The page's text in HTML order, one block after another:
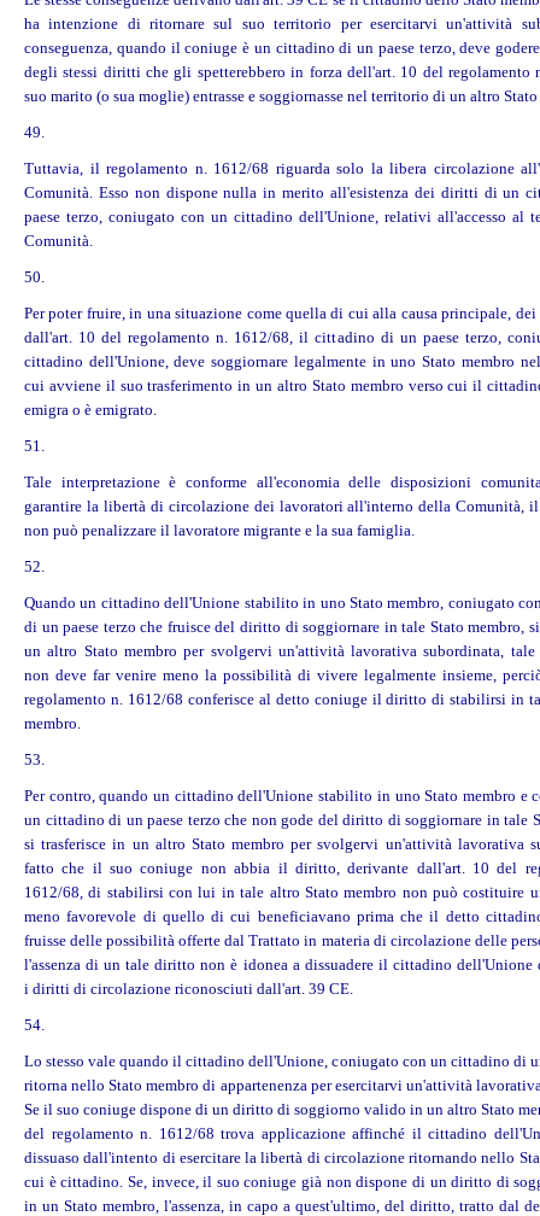
ha intenzione di ritornare sul suo territorio per esercitarvi un'attività
conseguenza, quando il coniuge è un cittadino di un paese terzo, deve
degli stessi dirittiche gli spetterebbero in forza dell'art. 10 del regolamento
suo marito (o sua moglie) entrasse e soggiornasse nel territorio di un altro
49.
Tuttavia, il regolamento n. 1612/68 riguarda solo la libera circolazione
Comunità. Esso non dispone nulla in merito all'esistenza dei dirittidi un
paese terzo, coniugato con un cittadino dell'Unione, relativi all'accesso al
Comunità.
50.
Per poter fruire, in una situazione come quella di cui alla causa principale, dei
dall'art. 10 del regolamento n. 1612/68, il cittadino di un paese terzo,
cittadino dell'Unione, deve soggiornare legalmente in uno Stato membro
cui avviene il suo trasferimento in un altro Stato membro verso cui il
emigra o è emigrato.
51.
Tale interpretazione è conforme all'economia delle disposizioni
garantire la libertà di circolazione dei lavoratori all'interno della Comunità,
non può penalizzare il lavoratore migrante e la sua famiglia.
52.
Quando un cittadino dell'Unione stabilito in uno Stato membro, coniugato
di un paese terzo che fruisce del diritto di soggiornare in tale Stato membro,
un altro Stato membro per svolgervi un'attività lavorativa subordinata, tale
non deve far venire meno la possibilità di vivere legalmente insieme,
regolamento n. 1612/68 conferisce al detto coniuge il diritto di stabilirsi in
membro.
53.
Per contro, quando un cittadino dell'Unione stabilito in uno Stato membro e
un cittadino di un paese terzo che non gode del diritto di soggiornare in tale
si trasferisce in un altro Stato membro per svolgervi un'attività lavorativa
fatto che il suo coniuge non abbia il diritto, derivante dall'art. 10 del
1612/68, di stabilirsi con lui in tale altro Stato membro non può costituire
meno favorevole di quello di cui beneficiavano prima che il detto
fruisse delle possibilità offerte dal Trattato in materia di circolazione delle
l'assenza di un tale diritto non è idonea a dissuadere il cittadino dell'Unione
i diritti di circolazione riconosciuti dall'art. 39 CE.
54.
Lo stesso vale quando il cittadino dell'Unione, coniugato con un cittadino di
ritorna nello Stato membro di appartenenza per esercitarvi un'attività
Se il suo coniuge dispone di un diritto di soggiorno valido in un altro Stato
del regolamento n. 1612/68 trova applicazione affinché il cittadino
dissuaso dall'intento di esercitare la libertà di circolazione ritornando nello
cui è cittadino. Se, invece, il suo coniuge già non dispone di un diritto di
in un Stato membro, l'assenza, in capo a quest'ultimo, del diritto, tratto dal